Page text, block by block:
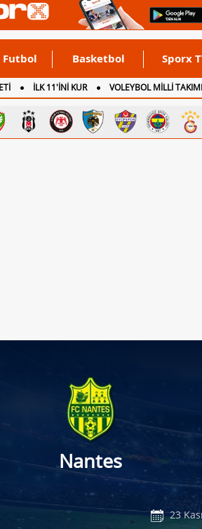
Futbol Basketbol Sporx
İLK 11'İNİ KUR VOLEYBOL MİLLİ
İNGİLTERE
Nantes
23